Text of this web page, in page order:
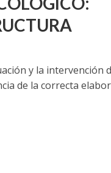
y la intervención
de la correcta